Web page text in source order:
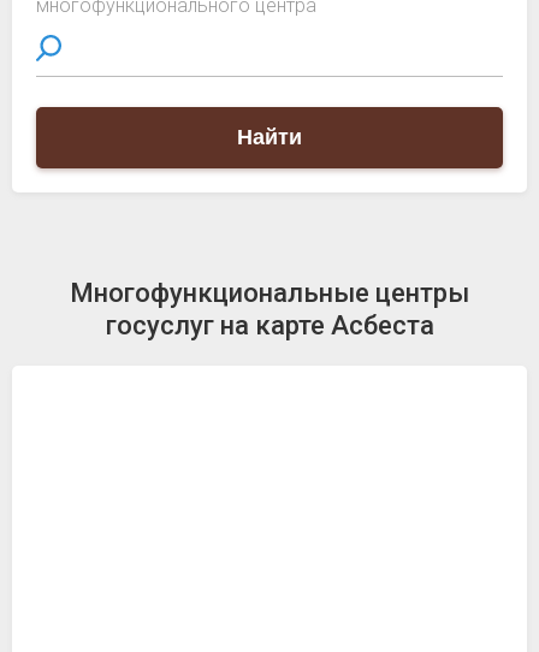
многофункционального центра
Найти
Многофункциональные центры
госуслуг на карте Асбеста